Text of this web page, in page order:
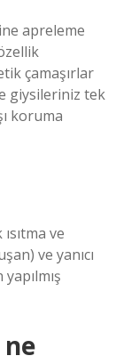
apreleme
çamaşırlar
giysileriniz tek
koruma
ve
ve yanıcı